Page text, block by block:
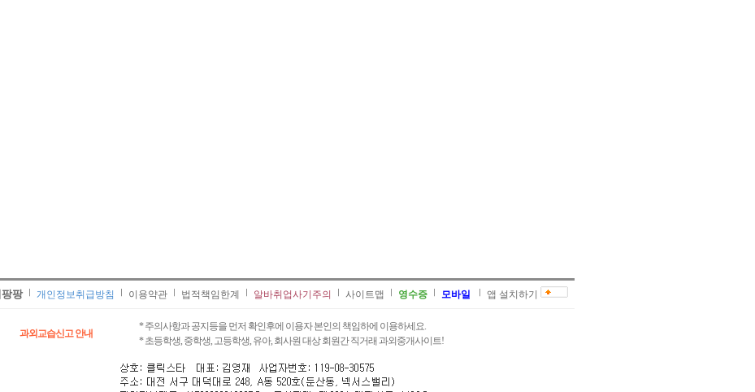
팡 개인정보취급방침 이용약관 법적책임한계 알바취업사기주의 사이트맵 영수증 모바일 앱 설치하기
과외교습신고 안내
* 주의사항과 공지등을 먼저 확인후에 이용자 본인의 책임하에 이용하세요.
* 초등학생, 중학생, 고등학생, 유아, 회사원 대상 회원간 직거래 과외중개사이트!